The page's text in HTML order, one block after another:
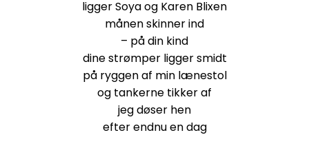
ligger Soya og Karen Blixen
månen skinner ind
– på din kind
dine strømper ligger smidt
på ryggen af min lænestol
og tankerne tikker af
jeg døser hen
efter endnu en dag